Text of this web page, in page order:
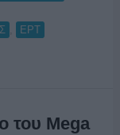
ΕΡΤ
του Mega